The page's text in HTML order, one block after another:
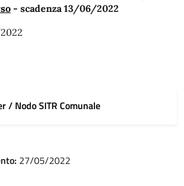
- scadenza 13/06/2022
/ Nodo SITR Comunale
27/05/2022